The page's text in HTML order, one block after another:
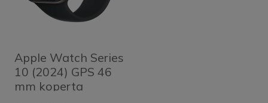
Apple Watch Series
10 (2024) GPS 46
mm koperta